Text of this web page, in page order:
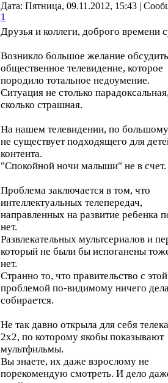
Дата: Пятница, 09.11.2012, 15:43 |
1
Друзья и коллеги, доброго времени
Возникло большое желание обсудить
общественное телевидение, которое
породило тотальное недоумение.
Ситуация не столько
сколько страшная.
На нашем телевидении, по большому
не существует подходящего для
контента.
"Спокойной ночи малыши" не в счет.
Проблема заключается в том, что
интеллектуальных телепередач,
направленных на развитие ребенка
нет.
Развлекательных мультсериалов и
который не были бы испоганены
нет.
Странно то, что правительство с этой
проблемой по-видимому ничего
собирается.
Не так давно открыла для себя
2х2, по которому якобы показывают
мультфильмы.
Вы знаете, их даже взрослому не
порекомендую смотреть. И дело